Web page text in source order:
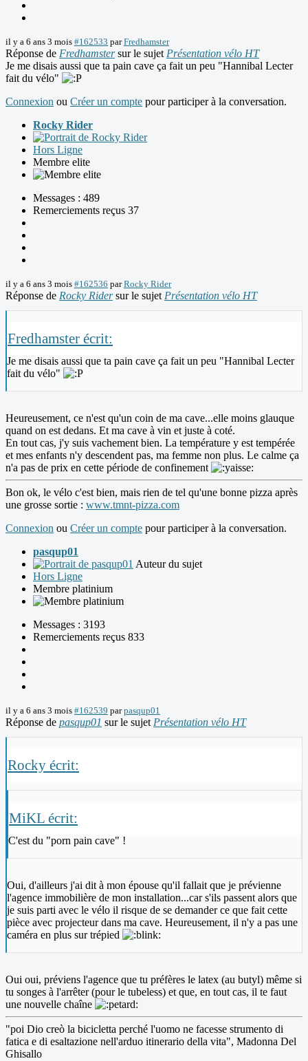
il y a 6 ans 3 mois #162533 parFredhamster
Réponse de Fredhamstersur le sujet Présentation vélo HT
Je me disais aussi que ta pain cave ça fait un peu "Hannibal Lecter
fait du vélo"
Connexion ou Créer un compte pour participer à la conversation.
Rocky Rider
Hors Ligne
Membre elite
Messages : 489
Remerciements reçus 37
il y a 6 ans 3 mois #162536 parRocky Rider
Réponse de Rocky Ridersur le sujet Présentation vélo HT
Fredhamster écrit:
Je me disais aussi que ta pain cave ça fait un peu "Hannibal Lecter
fait du vélo"
Heureusement, ce n'est qu'un coin de ma cave...elle moins glauque
quand on est dedans. Et ma cave à vin et juste à coté.
En tout cas, j'y suis vachement bien. La température y est tempérée
et mes enfants n'y descendent pas, ma femme non plus. Le calme ça
n'a pas de prix en cette période de confinement
Bon ok, le vélo c'est bien, mais rien de tel qu'une bonne pizza après
une grosse sortie : www.tmnt-pizza.com
Connexion ou Créer un compte pour participer à la conversation.
pasqup01
Auteur du sujet
Hors Ligne
Membre platinium
Messages : 3193
Remerciements reçus 833
il y a 6 ans 3 mois #162539 parpasqup01
Réponse de pasqup01 sur le sujet Présentation vélo HT
Rocky écrit:
MiKL écrit:
C'est du "porn pain cave" !
Oui, d'ailleurs j'ai dit à mon épouse qu'il fallait que je prévienne
l'agence immobilière de mon installation...car s'ils passent alors que
je suis parti avec le vélo il risque de se demander ce que fait cette
pièce avec projecteur dans ma cave. Heureusement, il n'y a pas une
caméra en plus sur trépied
Oui oui, préviens l'agence que tu préfères le latex (au butyl) même si
tu songes à l'arrêter (pour le tubeless) et que, en tout cas, il te faut
une nouvelle chaîne
"poi Dio creò la bicicletta perché l'uomo ne facesse strumento di
fatica e di esaltazione nell'arduo itinerario della vita", Madonna Del
Ghisallo